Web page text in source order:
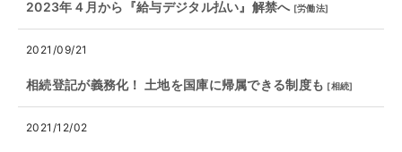
2023年４月から『給与デジタル払い』解禁へ [労働法]
2021/09/21
相続登記が義務化！ 土地を国庫に帰属できる制度も [相続]
2021/12/02